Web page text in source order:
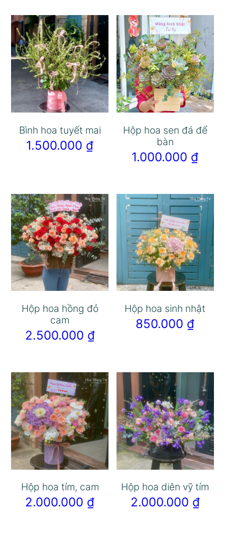
Bình hoa tuyết mai
1.500.000 ₫
Hộp hoa sen đá để
bàn
1.000.000 ₫
Hộp hoa hồng đỏ
cam
2.500.000 ₫
Hộp hoa sinh nhật
850.000 ₫
Hộp hoa tím, cam
2.000.000 ₫
Hộp hoa diên vỹ tím
2.000.000 ₫